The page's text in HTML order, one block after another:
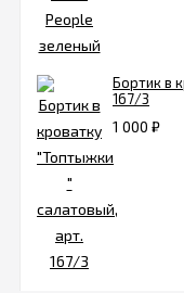
Бортик в
167/3
1 000 ₽